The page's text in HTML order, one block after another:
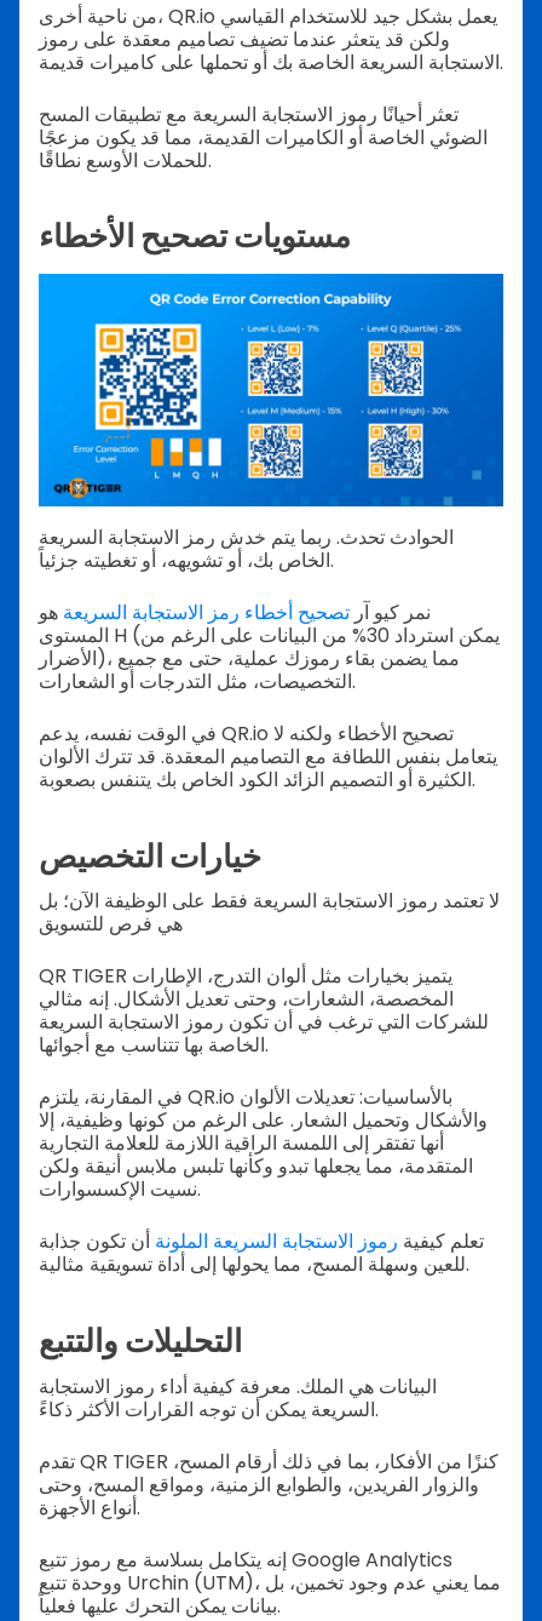
من ناحية أخرى، QR.io يعمل بشكل جيد للاستخدام القياسي
ولكن قد يتعثر عندما تضيف تصاميم معقدة على رموز
الاستجابة السريعة الخاصة بك أو تحملها على كاميرات قديمة.
تعثر أحيانًا رموز الاستجابة السريعة مع تطبيقات المسح
الضوئي الخاصة أو الكاميرات القديمة، مما قد يكون مزعجًا
للحملات الأوسع نطاقًا.
مستويات تصحيح الأخطاء
الحوادث تحدث. ربما يتم خدش رمز الاستجابة السريعة
الخاص بك، أو تشويهه، أو تغطيته جزئياً.
نمر كيو آر تصحيح أخطاء رمز الاستجابة السريعة هو
المستوى H (يمكن استرداد 30% من البيانات على الرغم من
الأضرار)، مما يضمن بقاء رموزك عملية، حتى مع جميع
التخصيصات، مثل التدرجات أو الشعارات.
في الوقت نفسه، يدعم QR.io تصحيح الأخطاء ولكنه لا
يتعامل بنفس اللطافة مع التصاميم المعقدة. قد تترك الألوان
الكثيرة أو التصميم الزائد الكود الخاص بك يتنفس بصعوبة.
خيارات التخصيص
لا تعتمد رموز الاستجابة السريعة فقط على الوظيفة الآن؛ بل
هي فرص للتسويق
QR TIGER يتميز بخيارات مثل ألوان التدرج، الإطارات
المخصصة، الشعارات، وحتى تعديل الأشكال. إنه مثالي
للشركات التي ترغب في أن تكون رموز الاستجابة السريعة
الخاصة بها تتناسب مع أجوائها.
في المقارنة، يلتزم QR.io بالأساسيات: تعديلات الألوان
والأشكال وتحميل الشعار. على الرغم من كونها وظيفية، إلا
أنها تفتقر إلى اللمسة الراقية اللازمة للعلامة التجارية
المتقدمة، مما يجعلها تبدو وكأنها تلبس ملابس أنيقة ولكن
نسيت الإكسسوارات.
تعلم كيفية رموز الاستجابة السريعة الملونة أن تكون جذابة
للعين وسهلة المسح، مما يحولها إلى أداة تسويقية مثالية.
التحليلات والتتبع
البيانات هي الملك. معرفة كيفية أداء رموز الاستجابة
السريعة يمكن أن توجه القرارات الأكثر ذكاءً.
تقدم QR TIGER كنزًا من الأفكار، بما في ذلك أرقام المسح،
والزوار الفريدين، والطوابع الزمنية، ومواقع المسح، وحتى
أنواع الأجهزة.
إنه يتكامل بسلاسة مع رموز تتبع Google Analytics
ووحدة تتبع Urchin (UTM)، مما يعني عدم وجود تخمين، بل
بيانات يمكن التحرك عليها فعلياً.